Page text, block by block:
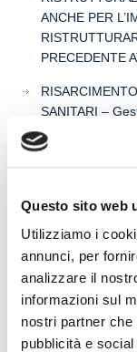
Questo sito web
Utilizziamo i
annunci, per
analizzare il
informazioni sul
nostri partner
pubblicità e
ANCHE PER
PRECEDENTE
SANITARI –
della sindrome di
IL
SENZA CAUSA:
L’ABUSIVA
Recent